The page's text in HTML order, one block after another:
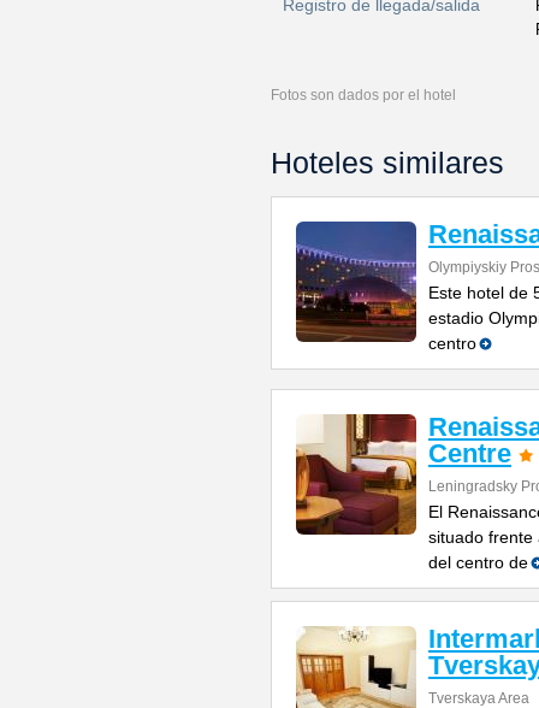
Registro de llegada/salida
Fotos son dados por el hotel
Hoteles similares
Olympiyskiy
Este hotel de
estadio
centro
Centre
Leningradsky
El
situado frente
del centro de
Tverskaya Area